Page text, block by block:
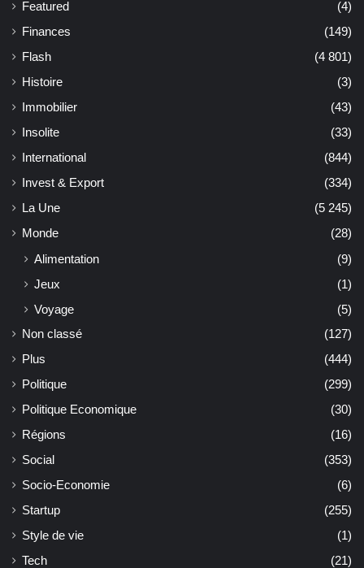
Featured
(4)
Finances
(149)
Flash
(4 801)
Histoire
(3)
Immobilier
(43)
Insolite
(33)
International
(844)
Invest & Export
(334)
La Une
(5 245)
Monde
(28)
Alimentation
(9)
Jeux
(1)
Voyage
(5)
Non classé
(127)
Plus
(444)
Politique
(299)
Politique Economique
(30)
Régions
(16)
Social
(353)
Socio-Economie
(6)
Startup
(255)
Style de vie
(1)
Tech
(21)